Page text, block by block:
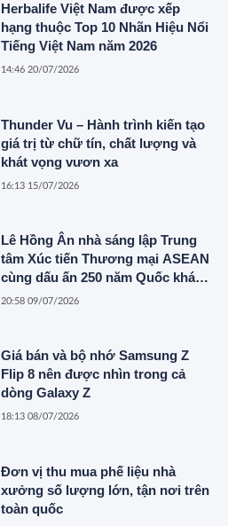
Herbalife Việt Nam được xếp
hạng thuộc Top 10 Nhãn Hiệu Nổi
Tiếng Việt Nam năm 2026
14:46 20/07/2026
Thunder Vu – Hành trình kiến tạo
giá trị từ chữ tín, chất lượng và
khát vọng vươn xa
16:13 15/07/2026
Lê Hồng Ân nhà sáng lập Trung
tâm Xúc tiến Thương mại ASEAN
cùng dấu ấn 250 năm Quốc khánh
Hoa Kỳ
20:58 09/07/2026
Giá bán và bộ nhớ Samsung Z
Flip 8 nên được nhìn trong cả
dòng Galaxy Z
18:13 08/07/2026
Đơn vị thu mua phế liệu nhà
xưởng số lượng lớn, tận nơi trên
toàn quốc